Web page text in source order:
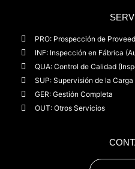
PRO: Prospección de
INF: Inspección en Fábrica
QUA: Control de Calidad
SUP: Supervisión de la
GER: Gestión Completa
OUT: Otros Servicios